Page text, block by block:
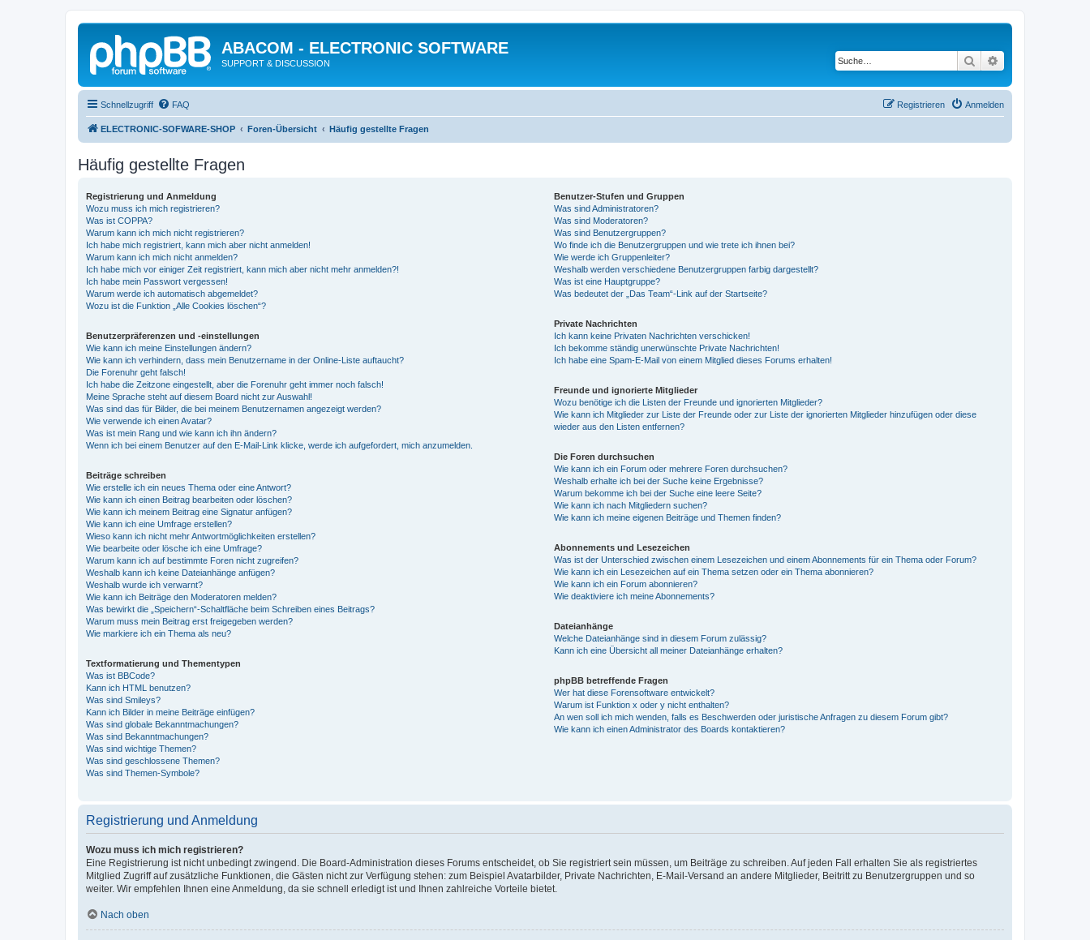
ABACOM - ELECTRONIC SOFTWARE
SUPPORT & DISCUSSION Suche
Schnellzugriff FAQ Anmelden
Registrieren
ELECTRONIC-SOFWARE-SHOP Foren-Übersicht Häufig gestellte Fragen
Häufig gestellte Fragen
Registrierung und Anmeldung
Wozu muss ich mich registrieren?
Was ist COPPA?
Warum kann ich mich nicht registrieren?
Ich habe mich registriert, kann mich aber nicht anmelden!
Warum kann ich mich nicht anmelden?
Ich habe mich vor einiger Zeit registriert, kann mich aber nicht mehr anmelden?!
Ich habe mein Passwort vergessen!
Warum werde ich automatisch abgemeldet?
Wozu ist die Funktion „Alle Cookies löschen“?
Benutzerpräferenzen und -einstellungen
Wie kann ich meine Einstellungen ändern?
Wie kann ich verhindern, dass mein Benutzername in der Online-Liste auftaucht?
Die Forenuhr geht falsch!
Ich habe die Zeitzone eingestellt, aber die Forenuhr geht immer noch falsch!
Meine Sprache steht auf diesem Board nicht zur Auswahl!
Was sind das für Bilder, die bei meinem Benutzernamen angezeigt werden?
Wie verwende ich einen Avatar?
Was ist mein Rang und wie kann ich ihn ändern?
Wenn ich bei einem Benutzer auf den E-Mail-Link klicke, werde ich aufgefordert, mich anzumelden.
Beiträge schreiben
Wie erstelle ich ein neues Thema oder eine Antwort?
Wie kann ich einen Beitrag bearbeiten oder löschen?
Wie kann ich meinem Beitrag eine Signatur anfügen?
Wie kann ich eine Umfrage erstellen?
Wieso kann ich nicht mehr Antwortmöglichkeiten erstellen?
Wie bearbeite oder lösche ich eine Umfrage?
Warum kann ich auf bestimmte Foren nicht zugreifen?
Weshalb kann ich keine Dateianhänge anfügen?
Weshalb wurde ich verwarnt?
Wie kann ich Beiträge den Moderatoren melden?
Was bewirkt die „Speichern“-Schaltfläche beim Schreiben eines Beitrags?
Warum muss mein Beitrag erst freigegeben werden?
Wie markiere ich ein Thema als neu?
Textformatierung und Thementypen
Was ist BBCode?
Kann ich HTML benutzen?
Was sind Smileys?
Kann ich Bilder in meine Beiträge einfügen?
Was sind globale Bekanntmachungen?
Was sind Bekanntmachungen?
Was sind wichtige Themen?
Was sind geschlossene Themen?
Was sind Themen-Symbole?
Benutzer-Stufen und Gruppen
Was sind Administratoren?
Was sind Moderatoren?
Was sind Benutzergruppen?
Wo finde ich die Benutzergruppen und wie trete ich ihnen bei?
Wie werde ich Gruppenleiter?
Weshalb werden verschiedene Benutzergruppen farbig dargestellt?
Was ist eine Hauptgruppe?
Was bedeutet der „Das Team“-Link auf der Startseite?
Private Nachrichten
Ich kann keine Privaten Nachrichten verschicken!
Ich bekomme ständig unerwünschte Private Nachrichten!
Ich habe eine Spam-E-Mail von einem Mitglied dieses Forums erhalten!
Freunde und ignorierte Mitglieder
Wozu benötige ich die Listen der Freunde und ignorierten Mitglieder?
Wie kann ich Mitglieder zur Liste der Freunde oder zur Liste der ignorierten Mitglieder hinzufügen oder diese
wieder aus den Listen entfernen?
Die Foren durchsuchen
Wie kann ich ein Forum oder mehrere Foren durchsuchen?
Weshalb erhalte ich bei der Suche keine Ergebnisse?
Warum bekomme ich bei der Suche eine leere Seite?
Wie kann ich nach Mitgliedern suchen?
Wie kann ich meine eigenen Beiträge und Themen finden?
Abonnements und Lesezeichen
Was ist der Unterschied zwischen einem Lesezeichen und einem Abonnements für ein Thema oder Forum?
Wie kann ich ein Lesezeichen auf ein Thema setzen oder ein Thema abonnieren?
Wie kann ich ein Forum abonnieren?
Wie deaktiviere ich meine Abonnements?
Dateianhänge
Welche Dateianhänge sind in diesem Forum zulässig?
Kann ich eine Übersicht all meiner Dateianhänge erhalten?
phpBB betreffende Fragen
Wer hat diese Forensoftware entwickelt?
Warum ist Funktion x oder y nicht enthalten?
An wen soll ich mich wenden, falls es Beschwerden oder juristische Anfragen zu diesem Forum gibt?
Wie kann ich einen Administrator des Boards kontaktieren?
Registrierung und Anmeldung
Wozu muss ich mich registrieren?
Eine Registrierung ist nicht unbedingt zwingend. Die Board-Administration dieses Forums entscheidet, ob Sie registriert sein müssen, um Beiträge zu schreiben. Auf jeden Fall erhalten Sie als registriertes
Mitglied Zugriff auf zusätzliche Funktionen, die Gästen nicht zur Verfügung stehen: zum Beispiel Avatarbilder, Private Nachrichten, E-Mail-Versand an andere Mitglieder, Beitritt zu Benutzergruppen und so
weiter. Wir empfehlen Ihnen eine Anmeldung, da sie schnell erledigt ist und Ihnen zahlreiche Vorteile bietet.
Nach oben